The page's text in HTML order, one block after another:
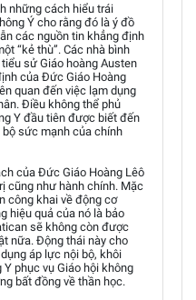
những cách hiểu trái
Ý cho rằng đó là ý đồ
các nguồn tin khẳng định
“kẻ thù”. Các nhà bình
sử Giáo hoàng Austen
của Đức Giáo Hoàng
quan đến việc lạm dụng
Điều không thể phủ
Y đầu tiên được biết đến
sức mạnh của chính
của Đức Giáo Hoàng Lêô
cũng như hành chính. Mặc
công khai về động cơ
hiệu quả của nó là bảo
sẽ không còn được
nữa. Động thái này cho
áp lực nội bộ, khôi
phục vụ Giáo hội không
bất đồng về thần học.